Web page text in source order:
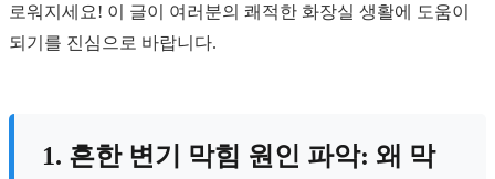
로워지세요! 이 글이 여러분의 쾌적한 화장실 생활에 도움이
되기를 진심으로 바랍니다.
1. 흔한 변기 막힘 원인 파악: 왜 막